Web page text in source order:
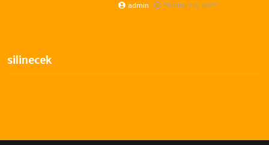
admin Temmuz 6, 2023
silinecek